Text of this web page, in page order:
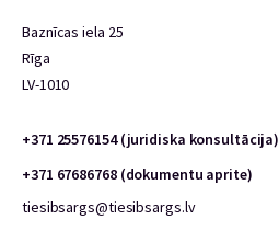
Baznīcas iela 25
Rīga
LV-1010
+371 25576154 (juridiska konsultācija)
+371 67686768 (dokumentu aprite)
tiesibsargs@tiesibsargs.lv